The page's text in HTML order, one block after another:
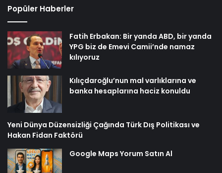
Popüler Haberler
Fatih Erbakan: Bir yanda ABD, bir yanda
YPG biz de Emevi Camii’nde namaz
kılıyoruz
Kılıçdaroğlu’nun mal varlıklarına ve
banka hesaplarına haciz konuldu
Yeni Dünya Düzensizliği Çağında Türk Dış Politikası ve
Hakan Fidan Faktörü
Google Maps Yorum Satın Al